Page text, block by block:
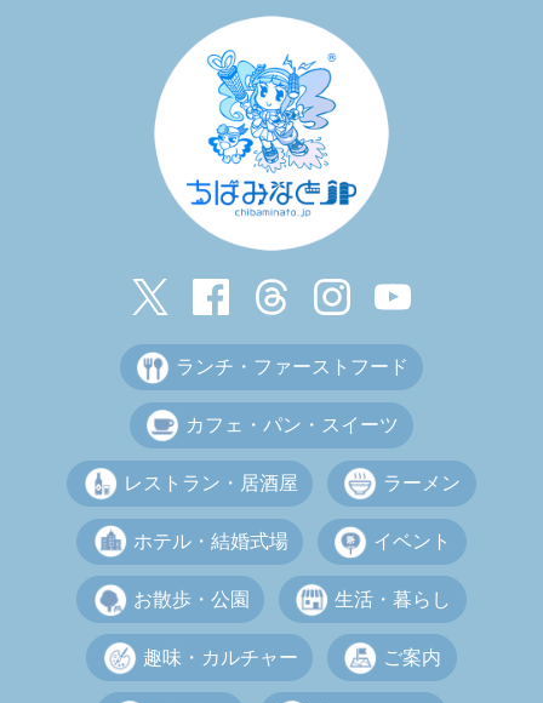
ランチ・ファーストフード
カフェ・パン・スイーツ
レストラン・居酒屋 ラーメン
ホテル・結婚式場 イベント
お散歩・公園 生活・暮らし
趣味・カルチャー ご案内